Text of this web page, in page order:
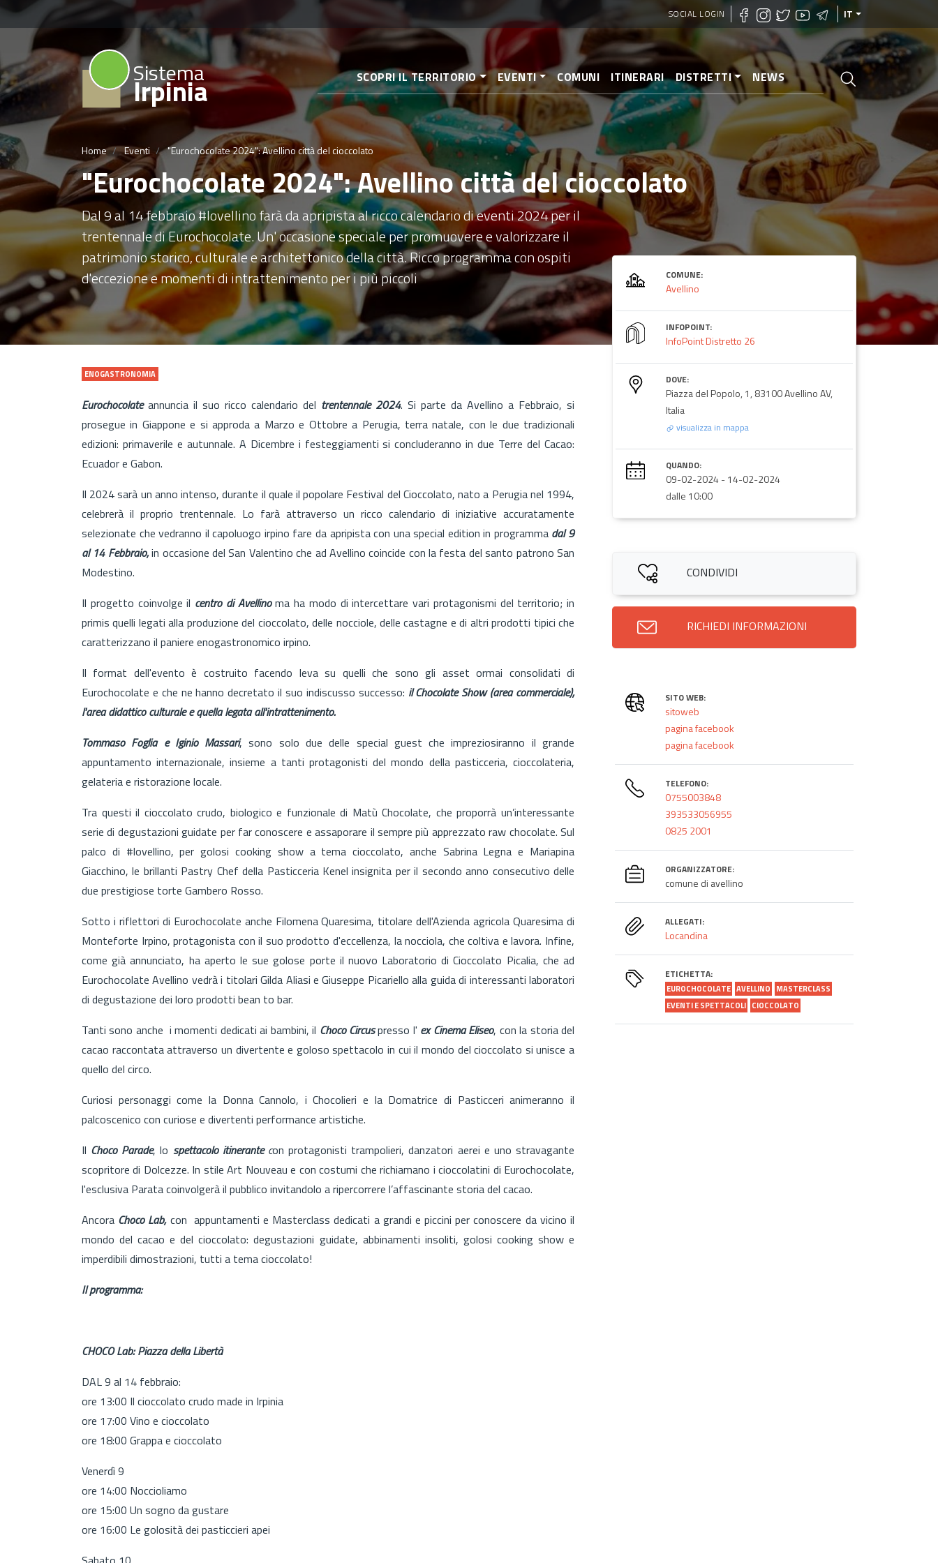
al
contenuto
principale
SOCIAL LOGIN IT
Sistema
Irpinia SCOPRI IL TERRITORIO EVENTI COMUNI ITINERARI DISTRETTI NEWS
Home Eventi "Eurochocolate 2024": Avellino città del cioccolato
"Eurochocolate 2024": Avellino città del cioccolato
Dal 9 al 14 febbraio #lovellino farà da apripista al ricco calendario di eventi 2024 per il
trentennale di Eurochocolate. Un' occasione speciale per promuovere e valorizzare il
patrimonio storico, culturale e architettonico della città. Ricco programma con ospiti
d'eccezione e momenti di intrattenimento per i più piccoli
ENOGASTRONOMIA
Eurochocolateannuncia il suo ricco calendario del trentennale 2024. Si parte da Avellino a Febbraio, si
prosegue in Giappone e si approda a Marzo e Ottobre a Perugia, terra natale, con le due tradizionali
edizioni: primaverile e autunnale. A Dicembre i festeggiamenti si concluderanno in due Terre del Cacao:
Ecuador e Gabon.
Il 2024 sarà un anno intenso, durante il quale il popolare Festival del Cioccolato, nato a Perugia nel 1994,
celebrerà il proprio trentennale. Lo farà attraverso un ricco calendario di iniziative accuratamente
selezionate che vedranno il capoluogo irpino fare da apripista con una special edition in programma dal 9
al 14 Febbraio,in occasione del San Valentino che ad Avellino coincide con la festa del santo patrono San
Modestino.
Il progetto coinvolge il centro di Avellinoma ha modo di intercettare vari protagonismi del territorio; in
primis quelli legati alla produzione del cioccolato, delle nocciole, delle castagne e di altri prodotti tipici che
caratterizzano il paniere enogastronomico irpino.
Il format dell'evento è costruito facendo leva su quelli che sono gli asset ormai consolidati di
Eurochocolate e che ne hanno decretato il suo indiscusso successo: il Chocolate Show (area commerciale),
l'area didattico culturale e quella legata all'intrattenimento.
Tommaso Foglia e Iginio Massari, sono solo due delle special guest che impreziosiranno il grande
appuntamento internazionale, insieme a tanti protagonisti del mondo della pasticceria, cioccolateria,
gelateria e ristorazione locale.
Tra questi il cioccolato crudo, biologico e funzionale di Matù Chocolate, che proporrà un’interessante
serie di degustazioni guidate per far conoscere e assaporare il sempre più apprezzato raw chocolate. Sul
palco di #lovellino, per golosi cooking show a tema cioccolato, anche Sabrina Legna e Mariapina
Giacchino, le brillanti Pastry Chef della Pasticceria Kenel insignita per il secondo anno consecutivo delle
due prestigiose torte Gambero Rosso.
Sotto i riflettori di Eurochocolate anche Filomena Quaresima, titolare dell'Azienda agricola Quaresima di
Monteforte Irpino, protagonista con il suo prodotto d'eccellenza, la nocciola, che coltiva e lavora. Infine,
come già annunciato, ha aperto le sue golose porte il nuovo Laboratorio di Cioccolato Picalia, che ad
Eurochocolate Avellino vedrà i titolari Gilda Aliasi e Giuseppe Picariello alla guida di interessanti laboratori
di degustazione dei loro prodotti bean to bar.
Tanti sono anche i momenti dedicati ai bambini, il Choco Circuspresso l' ex Cinema Eliseo, con la storia del
cacao raccontata attraverso un divertente e goloso spettacolo in cui il mondo del cioccolato si unisce a
quello del circo.
Curiosi personaggi come la Donna Cannolo, i Chocolieri e la Domatrice di Pasticceri animeranno il
palcoscenico con curiose e divertenti performance artistiche.
Il Choco Parade, lo spettacolo itinerantecon protagonisti trampolieri, danzatori aerei e uno stravagante
scopritore di Dolcezze. In stile Art Nouveau e con costumi che richiamano i cioccolatini di Eurochocolate,
l'esclusiva Parata coinvolgerà il pubblico invitandolo a ripercorrere l’affascinante storia del cacao.
Ancora Choco Lab,con appuntamenti e Masterclass dedicati a grandi e piccini per conoscere da vicino il
mondo del cacao e del cioccolato: degustazioni guidate, abbinamenti insoliti, golosi cooking show e
imperdibili dimostrazioni, tutti a tema cioccolato!
Il programma:
CHOCO Lab: Piazza della Libertà
DAL 9 al 14 febbraio:
ore 13:00 Il cioccolato crudo made in Irpinia
ore 17:00 Vino e cioccolato
ore 18:00 Grappa e cioccolato
Venerdì 9
ore 14:00 Noccioliamo
ore 15:00 Un sogno da gustare
ore 16:00 Le golosità dei pasticcieri apei
COMUNE:
Avellino
INFOPOINT:
InfoPoint Distretto 26
DOVE:
Piazza del Popolo, 1, 83100 Avellino AV,
Italia
visualizza in mappa
QUANDO:
09-02-2024 -14-02-2024
dalle 10:00
CONDIVIDI
RICHIEDI INFORMAZIONI
SITO WEB:
sitoweb
pagina facebook
pagina facebook
TELEFONO:
0755003848
393533056955
0825 2001
ORGANIZZATORE:
comune di avellino
ALLEGATI:
Locandina
ETICHETTA:
EUROCHOCOLATE AVELLINO
MASTERCLASS
EVENTI E SPETTACOLI CIOCCOLATO